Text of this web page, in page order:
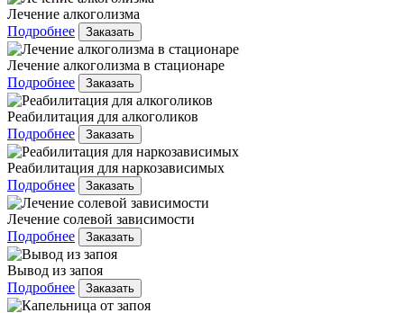
Лечение алкоголизма
Подробнее
Заказать
Лечение алкоголизма в стационаре
Подробнее
Заказать
Реабилитация для алкоголиков
Подробнее
Заказать
Реабилитация для наркозависимых
Подробнее
Заказать
Лечение солевой зависимости
Подробнее
Заказать
Вывод из запоя
Подробнее
Заказать